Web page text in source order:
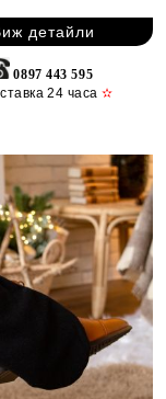
детайли
0897 443 595
24 часа✫